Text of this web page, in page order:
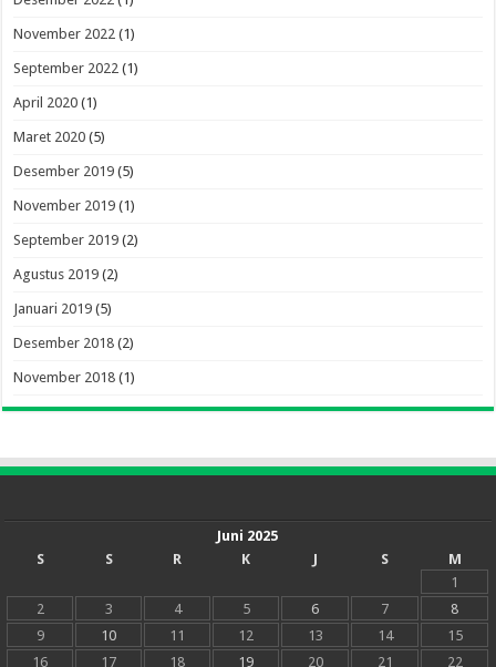
November 2022 (1)
September 2022 (1)
April 2020 (1)
Maret 2020 (5)
Desember 2019 (5)
November 2019 (1)
September 2019 (2)
Agustus 2019 (2)
Januari 2019 (5)
Desember 2018 (2)
November 2018 (1)
Juni 2025
S
S R K J S
M
1
2
3 4 5 6 7
8
9
10 11 12 13 14
15
16
17 18 19 20 21 22